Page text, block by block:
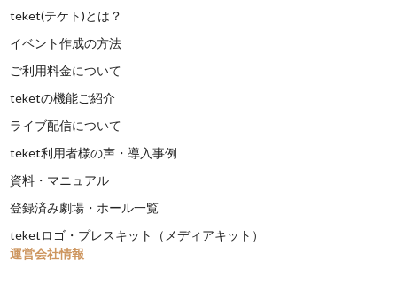
teket(テケト)とは？
イベント作成の方法
ご利用料金について
teketの機能ご紹介
ライブ配信について
teket利用者様の声・導入事例
資料・マニュアル
登録済み劇場・ホール一覧
teketロゴ・プレスキット（メディアキット）
運営会社情報